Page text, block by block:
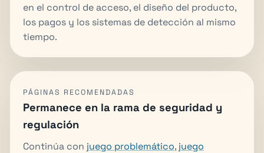
en el control de acceso, el diseño del producto,
los pagos y los sistemas de detección al mismo
tiempo.
PÁGINAS RECOMENDADAS
Permanece en la rama de seguridad y
regulación
Continúa con juego problemático, juego